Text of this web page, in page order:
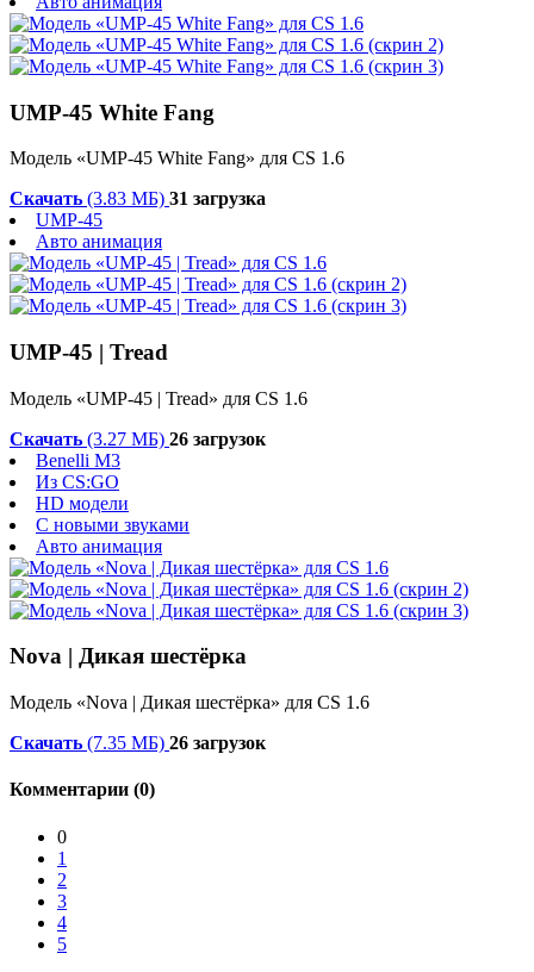
UMP-45 White Fang
Модель «UMP-45 White Fang» для CS 1.6
Скачать (3.83 МБ) 31 загрузка
UMP-45
Авто анимация
UMP-45 | Treаd
Модель «UMP-45 | Treаd» для CS 1.6
Скачать (3.27 МБ) 26 загрузок
Benelli M3
Из CS:GO
HD модели
С новыми звуками
Авто анимация
Nova | Дикая шестёрка
Модель «Nova | Дикая шестёрка» для CS 1.6
Скачать (7.35 МБ) 26 загрузок
Комментарии (0)
0
1
2
3
4
5